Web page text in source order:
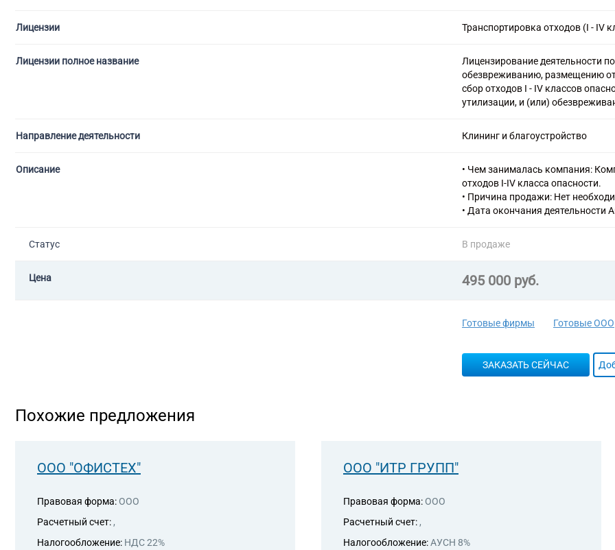
46.18 Деятельность агентов,
46.77 Торговля оптовая
49.20 Деятельность
49.41 Деятельность
52.10 Деятельность по
авторского надзора,
81.22 Деятельность по чистке и
Лицензии Транспортировка отходов (I - IV
Лицензии полное название
Лицензирование деятельности
обезвреживанию, размещению
сбор отходов I - IV классов
утилизации, и (или)
Направление деятельности Клининг и благоустройство
Описание
• Чем занималась компания:
отходов I-IV класса опасности.
• Причина продажи: Нет
• Дата окончания деятельности
Статус В продаже
Цена 495 000 руб.
Готовые фирмы Готовые ООО
ЗАКАЗАТЬ СЕЙЧАС
Похожие предложения
ООО "ОФИСТЕХ"
Правовая форма: ООО
Расчетный счет: ,
Налогообложение: НДС 22%
ООО "ИТР ГРУПП"
Правовая форма: ООО
Расчетный счет: ,
Налогообложение:АУСН 8%